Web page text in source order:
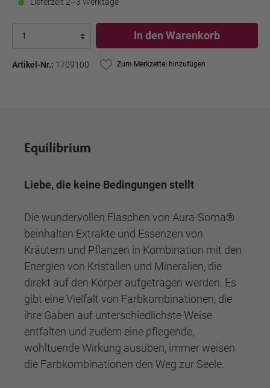
In den Warenkorb
Artikel-Nr.: 1709100 Zum Merkzettel hinzufügen
Equilibrium
Liebe, die keine Bedingungen stellt
Die wundervollen Flaschen von Aura-Soma®
beinhalten Extrakte und Essenzen von
Kräutern und Pflanzen in Kombination mit den
Energien von Kristallen und Mineralien, die
direkt auf den Körper aufgetragen werden. Es
gibt eine Vielfalt von Farbkombinationen, die
ihre Gaben auf unterschiedlichste Weise
entfalten und zudem eine pflegende,
wohltuende Wirkung ausüben, immer weisen
die Farbkombinationen den Weg zur Seele.